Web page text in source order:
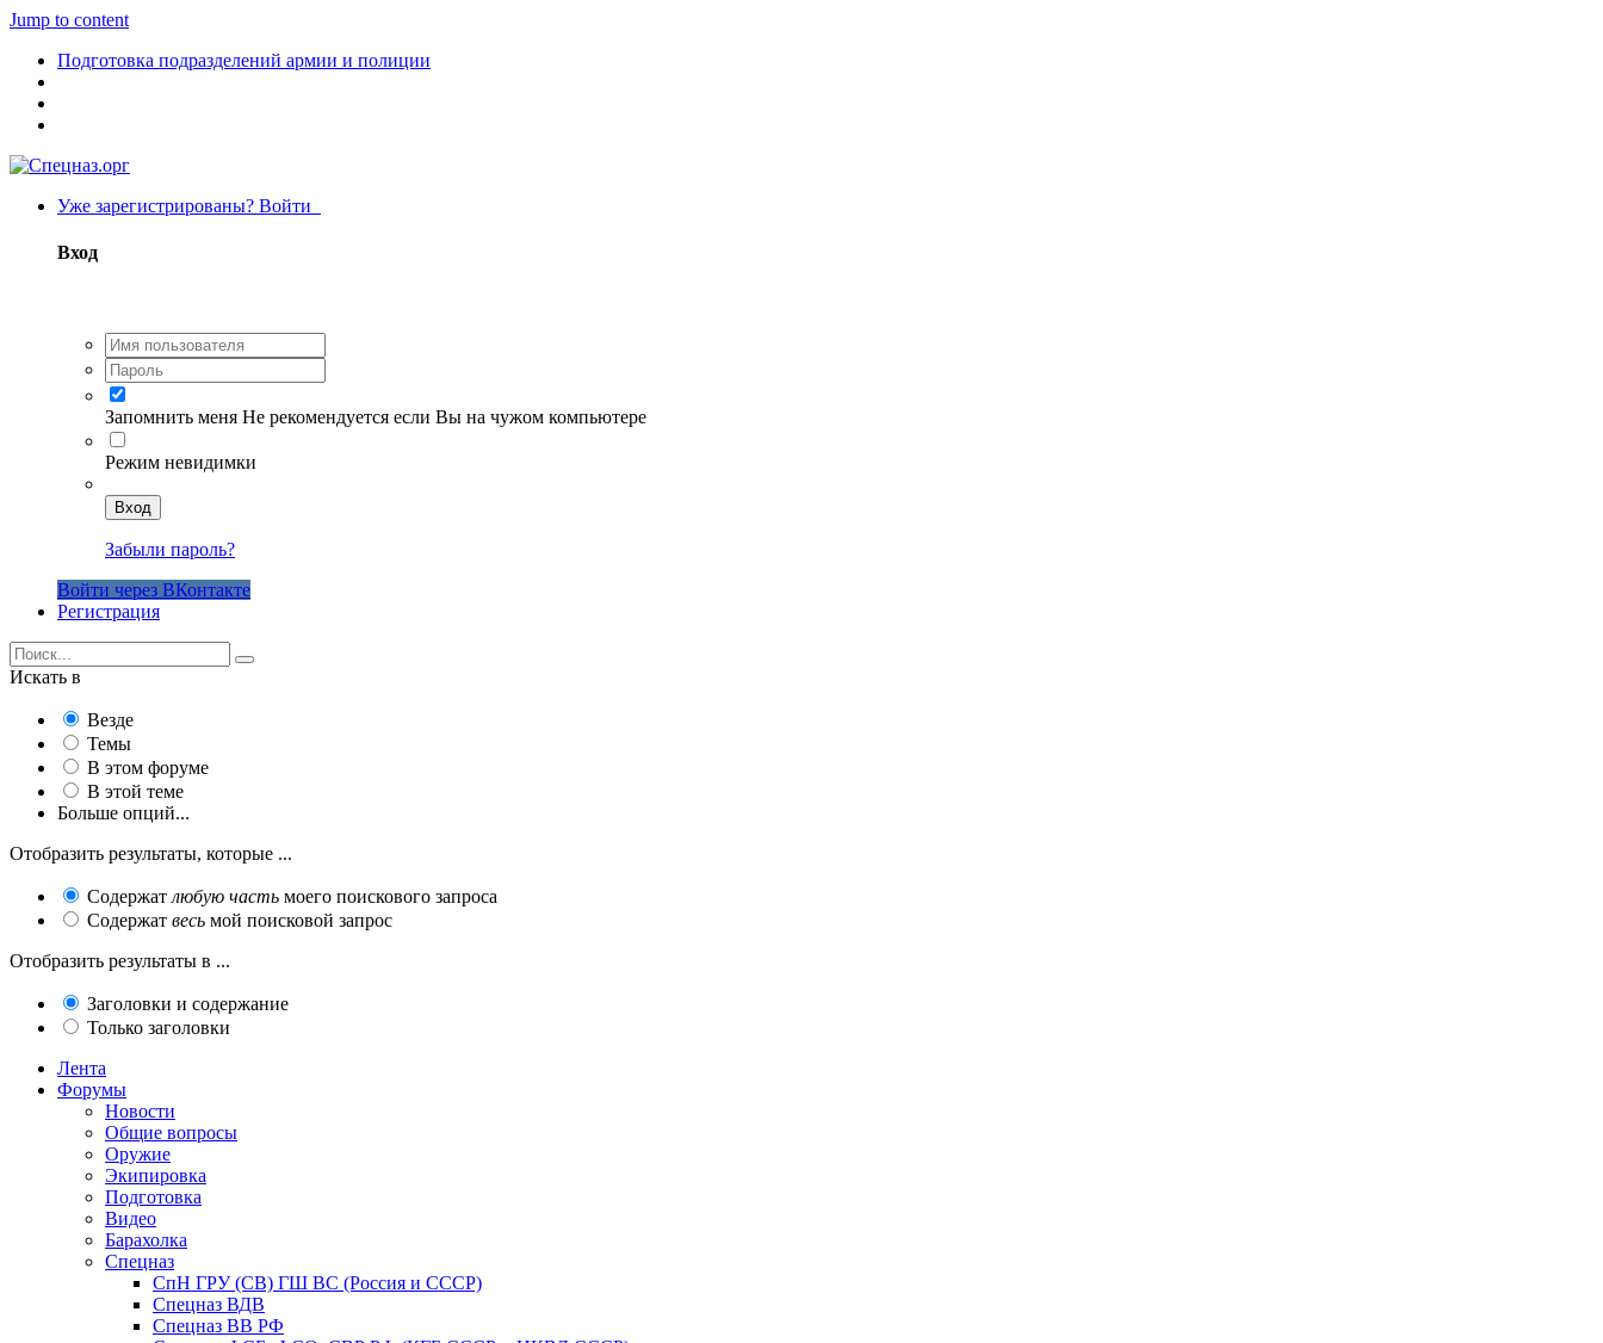
Jump to content
Подготовка подразделений армии и полиции
Уже зарегистрированы? Войти
Вход
Запомнить меня Не рекомендуется если Вы на чужом компьютере
Режим невидимки
Вход
Забыли пароль?
Войти через ВКонтакте
Регистрация
Искать в
Везде
Темы
В этом форуме
В этой теме
Больше опций...
Отобразить результаты, которые ...
Содержат любую часть моего поискового запроса
Содержат весь мой поисковой запрос
Отобразить результаты в ...
Заголовки и содержание
Только заголовки
Лента
Форумы
Новости
Общие вопросы
Оружие
Экипировка
Подготовка
Видео
Барахолка
Спецназ
СпН ГРУ (СВ) ГШ ВС (Россия и СССР)
Спецназ ВДВ
Спецназ ВВ РФ